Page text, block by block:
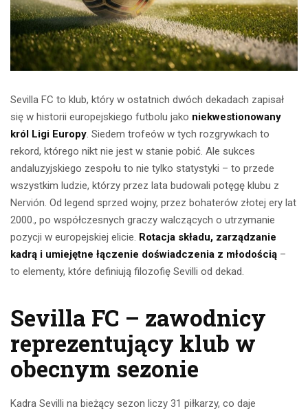
Sevilla FC to klub, który w ostatnich dwóch dekadach zapisał
się w historii europejskiego futbolu jako niekwestionowany
król Ligi Europy. Siedem trofeów w tych rozgrywkach to
rekord, którego nikt nie jest w stanie pobić. Ale sukces
andaluzyjskiego zespołu to nie tylko statystyki – to przede
wszystkim ludzie, którzy przez lata budowali potęgę klubu z
Nervión. Od legend sprzed wojny, przez bohaterów złotej ery lat
2000., po współczesnych graczy walczących o utrzymanie
pozycji w europejskiej elicie. Rotacja składu, zarządzanie
kadrą i umiejętne łączenie doświadczenia z młodością –
to elementy, które definiują filozofię Sevilli od dekad.
Sevilla FC – zawodnicy
reprezentujący klub w
obecnym sezonie
Kadra Sevilli na bieżący sezon liczy 31 piłkarzy, co daje